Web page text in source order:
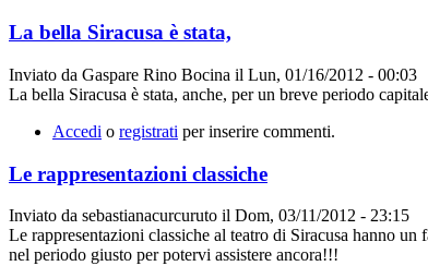
La bella Siracusa è stata,
Inviato da Gaspare Rino Bocina il Lun, 01/16/2012 - 00:03
La bella Siracusa è stata, anche, per un breve periodo
Accedi o registrati per inserire commenti.
Le rappresentazioni classiche
Inviato da sebastianacurcuruto il Dom, 03/11/2012 - 23:15
Le rappresentazioni classiche al teatro di Siracusa hanno
nel periodo giusto per potervi assistere ancora!!!